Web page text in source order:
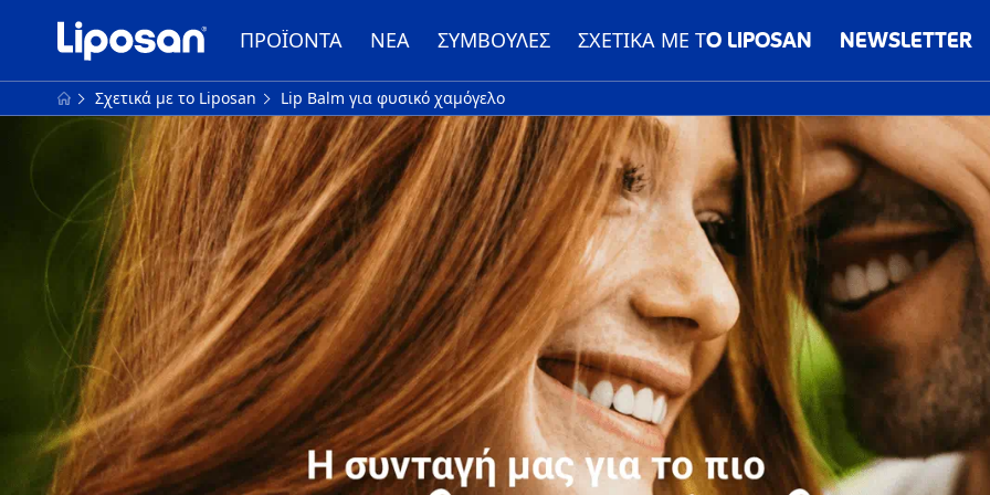
ΠΡΟΪΟΝΤΑ ΝΈΑ ΣΥΜΒΟΥΛΕΣ ΣΧΕΤΙΚΑ ΜΕ ΤO LIPOSAN NEWSLETTER
Σχετικά με τo Liposan Lip Balm για φυσικό χαμόγελο